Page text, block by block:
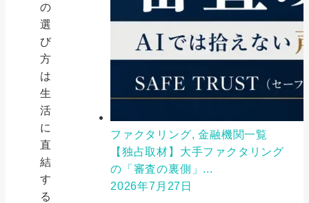
の
選
び
方
は
生
活
に
直
結
す
る
ファクタリング, 金融機関一覧
【独占取材】大手ファクタリング
の「審査の裏側」...
2026年7月27日